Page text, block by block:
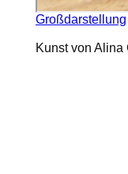
Großdarstellung
Kunst von